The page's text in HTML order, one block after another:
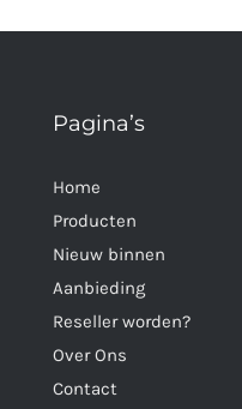
Pagina’s
Home
Producten
Nieuw binnen
Aanbieding
Reseller worden?
Over Ons
Contact